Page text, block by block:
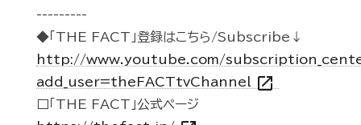
---------
◆「THE FACT」登録はこちら/Subscribe↓
http://www.youtube.com/
add_user=theFACTtvChannel open_in_new
□「THE FACT」公式ページ